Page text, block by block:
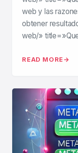
web y las
obtener
web/»
READ MORE